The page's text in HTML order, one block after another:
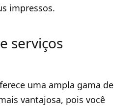
impressos.
serviços
uma ampla gama de
vantajosa, pois você